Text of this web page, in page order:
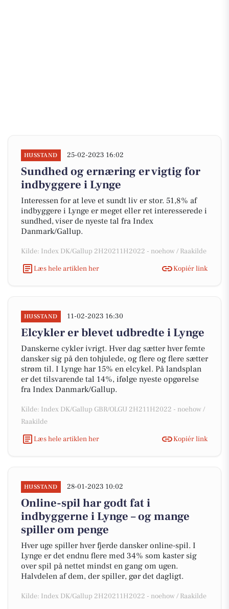
HUSSTAND 25-02-2023 16:02
Sundhed og ernæring er vigtig for
indbyggere i Lynge
Interessen for at leve et sundt liv er stor. 51,8% af
indbyggere i Lynge er meget eller ret interesserede i
sundhed, viser de nyeste tal fra Index
Danmark/Gallup.
Kilde: Index DK/Gallup 2H20211H2022 - noehow / Raakilde
Læs hele artiklen her
Kopiér link
HUSSTAND 11-02-2023 16:30
Elcykler er blevet udbredte i Lynge
Danskerne cykler ivrigt. Hver dag sætter hver femte
dansker sig på den tohjulede, og flere og flere sætter
strøm til. I Lynge har 15% en elcykel. På landsplan
er det tilsvarende tal 14%, ifølge nyeste opgørelse
fra Index Danmark/Gallup.
Kilde: Index DK/Gallup GBR/OLGU 2H211H2022 - noehow /
Raakilde
Læs hele artiklen her
Kopiér link
HUSSTAND 28-01-2023 10:02
Online-spil har godt fat i
indbyggerne i Lynge – og mange
spiller om penge
Hver uge spiller hver fjerde dansker online-spil. I
Lynge er det endnu flere med 34% som kaster sig
over spil på nettet mindst en gang om ugen.
Halvdelen af dem, der spiller, gør det dagligt.
Kilde: Index DK/Gallup 2H20211H2022 - noehow / Raakilde